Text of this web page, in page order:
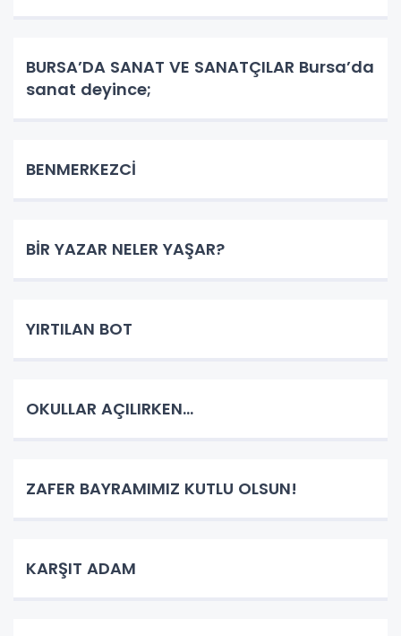
BURSA’DA SANAT VE SANATÇILAR Bursa’da
sanat deyince;
BENMERKEZCİ
BİR YAZAR NELER YAŞAR?
YIRTILAN BOT
OKULLAR AÇILIRKEN…
ZAFER BAYRAMIMIZ KUTLU OLSUN!
KARŞIT ADAM